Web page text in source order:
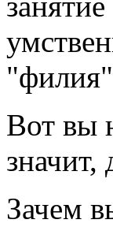
"филия"
Вот вы
значит,
Зачем